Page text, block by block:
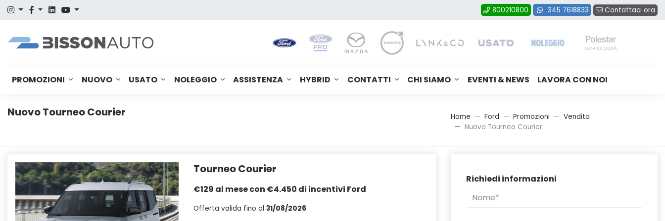
800210800 345 7618833 Contattaci ora
PROMOZIONI NUOVO USATO NOLEGGIO ASSISTENZA HYBRID CONTATTI CHI SIAMO EVENTI & NEWS LAVORA CON NOI
Nuovo Tourneo Courier Home Ford Promozioni
Vendita
Nuovo Tourneo Courier
Tourneo Courier
€129 al mese con €4.450 di incentivi Ford
Offerta valida fino al 31/08/2026
Richiedi informazioni